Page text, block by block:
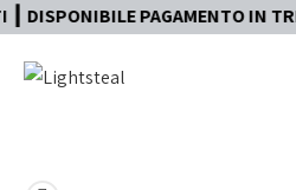
PAGAMENTO IN